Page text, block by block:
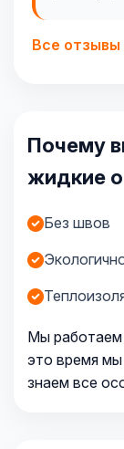
Все
Почему
жидкие
Без швов
Мы работаем
это время
знаем все